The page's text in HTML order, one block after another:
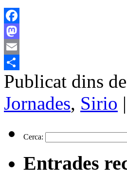
Facebook
Mastodon
Email
Comparteix
Publicat dins de
Jornades, Sirio |
Cerca:
Entrades